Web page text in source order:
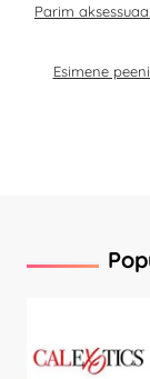
Parim
Esimene